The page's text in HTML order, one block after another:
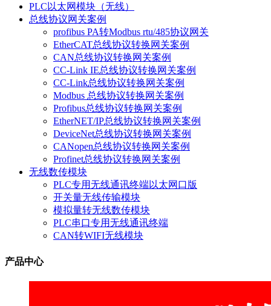
PLC以太网模块（无线）
总线协议网关案例
profibus PA转Modbus rtu/485协议网关
EtherCAT总线协议转换网关案例
CAN总线协议转换网关案例
CC-Link IE总线协议转换网关案例
CC-Link总线协议转换网关案例
Modbus 总线协议转换网关案例
Profibus总线协议转换网关案例
EtherNET/IP总线协议转换网关案例
DeviceNet总线协议转换网关案例
CANopen总线协议转换网关案例
Profinet总线协议转换网关案例
无线数传模块
PLC专用无线通讯终端以太网口版
开关量无线传输模块
模拟量转无线数传模块
PLC串口专用无线通讯终端
CAN转WIFI无线模块
产品中心